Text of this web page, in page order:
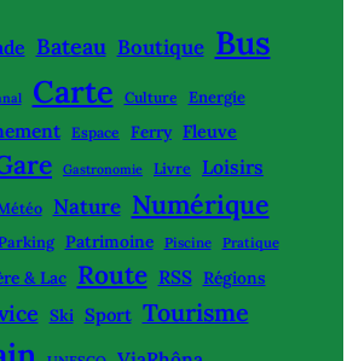
Bateau Boutique Bus
Carte Culture Energie
Espace Ferry Fleuve
Gastronomie Livre Loisirs
Nature Numérique
Patrimoine Piscine Pratique
& Lac Route RSS Régions
Ski Sport Tourisme